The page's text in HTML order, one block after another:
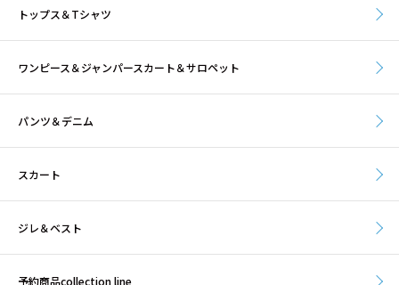
トップス＆Tシャツ
ワンピース＆ジャンパースカート＆サロペット
パンツ＆デニム
スカート
ジレ＆ベスト
予約商品collection line